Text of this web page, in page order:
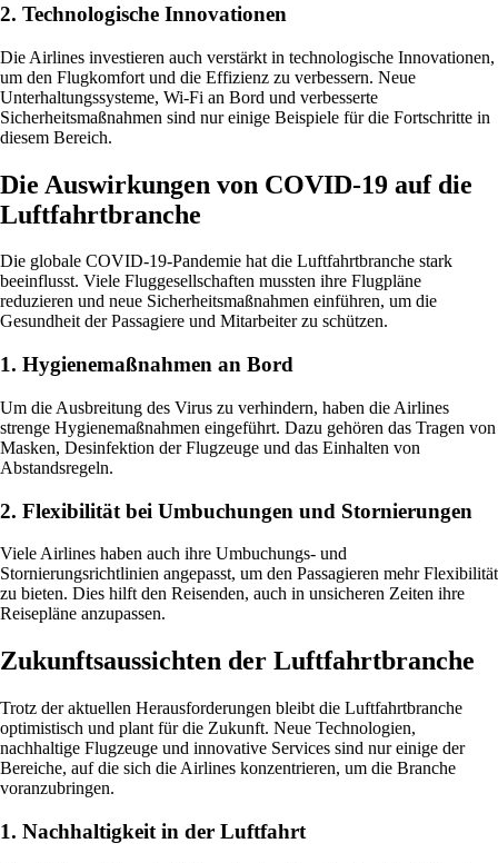
2. Technologische Innovationen
Die Airlines investieren auch verstärkt in technologische Innovationen,
um den Flugkomfort und die Effizienz zu verbessern. Neue
Unterhaltungssysteme, Wi-Fi an Bord und verbesserte
Sicherheitsmaßnahmen sind nur einige Beispiele für die Fortschritte in
diesem Bereich.
Die Auswirkungen von COVID-19 auf die
Luftfahrtbranche
Die globale COVID-19-Pandemie hat die Luftfahrtbranche stark
beeinflusst. Viele Fluggesellschaften mussten ihre Flugpläne
reduzieren und neue Sicherheitsmaßnahmen einführen, um die
Gesundheit der Passagiere und Mitarbeiter zu schützen.
1. Hygienemaßnahmen an Bord
Um die Ausbreitung des Virus zu verhindern, haben die Airlines
strenge Hygienemaßnahmen eingeführt. Dazu gehören das Tragen von
Masken, Desinfektion der Flugzeuge und das Einhalten von
Abstandsregeln.
2. Flexibilität bei Umbuchungen und Stornierungen
Viele Airlines haben auch ihre Umbuchungs- und
Stornierungsrichtlinien angepasst, um den Passagieren mehr Flexibilität
zu bieten. Dies hilft den Reisenden, auch in unsicheren Zeiten ihre
Reisepläne anzupassen.
Zukunftsaussichten der Luftfahrtbranche
Trotz der aktuellen Herausforderungen bleibt die Luftfahrtbranche
optimistisch und plant für die Zukunft. Neue Technologien,
nachhaltige Flugzeuge und innovative Services sind nur einige der
Bereiche, auf die sich die Airlines konzentrieren, um die Branche
voranzubringen.
1. Nachhaltigkeit in der Luftfahrt